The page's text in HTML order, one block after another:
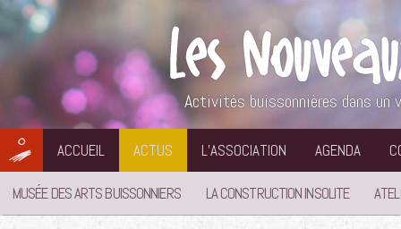
Aller
au
contenu
Activités buissonnières dans
ACCUEIL ACTUS L’ASSOCIATION AGENDA
MUSÉE DES ARTS BUISSONNIERS LA CONSTRUCTION INSOLITE